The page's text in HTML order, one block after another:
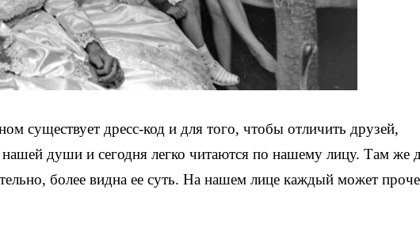
существует дресс-код и для того, чтобы отличить друзей,
души и сегодня легко читаются по нашему лицу. Там же
более видна ее суть. На нашем лице каждый может